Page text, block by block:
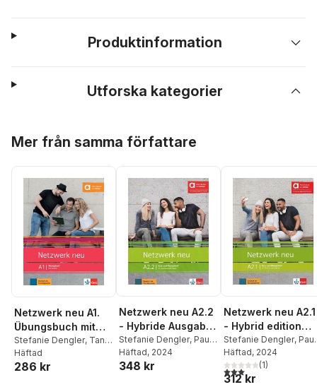
Produktinformation
Utforska kategorier
Mer från samma författare
Netzwerk neu A1.
Übungsbuch mit
Audios
Stefanie Dengler, Tanja
Mayr-Sieber
Rusch ,Helen Schmitz
Häftad
286 kr
Netzwerk neu A2.2
- Hybride Ausgabe
allango
Stefanie Dengler, Paul
Rusch,Helen Schmitz
Tanja Sieber
Häftad, 2024
348 kr
Netzwerk neu A2.1
- Hybrid edition
allango
Stefanie Dengler, Paul
Rusch
Häftad, 2024
3,0utav 5 stjärnor.
(1)
312 kr